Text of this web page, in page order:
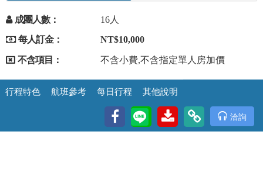
成團人數：
16人
每人訂金：
NT$10,000
不含項目： 不含小費,不含指定單人房加價
行程特色 航班參考 每日行程 其他說明
洽詢